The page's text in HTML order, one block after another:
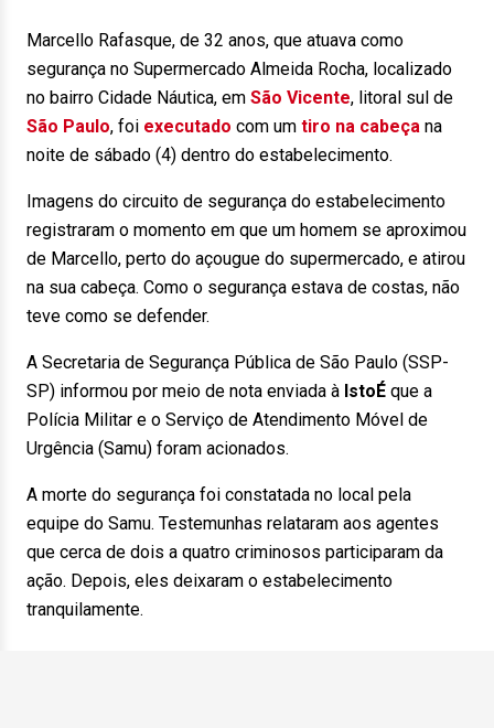
Marcello Rafasque, de 32 anos, que atuava como
segurança no Supermercado Almeida Rocha, localizado
no bairro Cidade Náutica, em São Vicente, litoral sul de
São Paulo, foi executado com um tiro na cabeça na
noite de sábado (4) dentro do estabelecimento.
Imagens do circuito de segurança do estabelecimento
registraram o momento em que um homem se aproximou
de Marcello, perto do açougue do supermercado, e atirou
na sua cabeça. Como o segurança estava de costas, não
teve como se defender.
A Secretaria de Segurança Pública de São Paulo (SSP-
SP) informou por meio de nota enviada à IstoÉ que a
Polícia Militar e o Serviço de Atendimento Móvel de
Urgência (Samu) foram acionados.
A morte do segurança foi constatada no local pela
equipe do Samu. Testemunhas relataram aos agentes
que cerca de dois a quatro criminosos participaram da
ação. Depois, eles deixaram o estabelecimento
tranquilamente.